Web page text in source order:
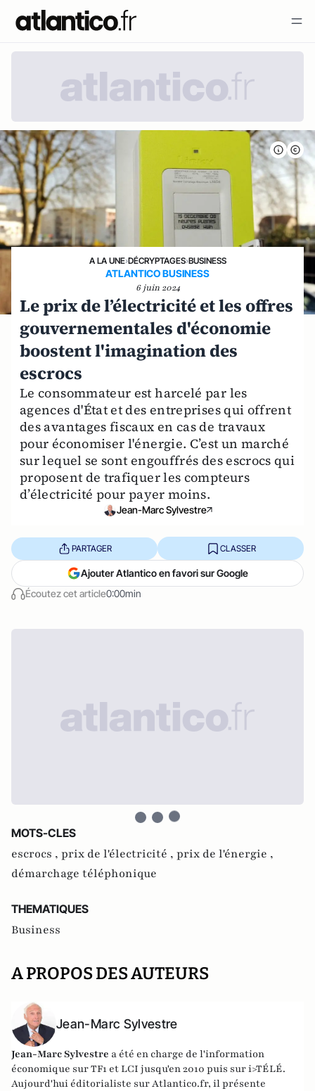
A LA UNE›DÉCRYPTAGES›BUSINESS
ATLANTICO BUSINESS
6 juin 2024
Le prix de l’électricité et les offres
gouvernementales d'économie
boostent l'imagination des
escrocs
Le consommateur est harcelé par les
agences d'État et des entreprises qui offrent
des avantages fiscaux en cas de travaux
pour économiser l'énergie. C’est un marché
sur lequel se sont engouffrés des escrocs qui
proposent de trafiquer les compteurs
d’électricité pour payer moins.
Jean-Marc Sylvestre
Écoutez cet article0:00min
PARTAGER CLASSER
Ajouter Atlantico en favori sur Google
MOTS-CLES
escrocs , prix de l'électricité , prix de l'énergie ,
démarchage téléphonique
THEMATIQUES
Business
A PROPOS DES AUTEURS
Jean-Marc Sylvestre
Jean-Marc Sylvestre a été en charge de l'information
économique sur TF1 et LCI jusqu'en 2010 puis sur i>TÉLÉ.
Aujourd'hui éditorialiste sur Atlantico.fr, il présente